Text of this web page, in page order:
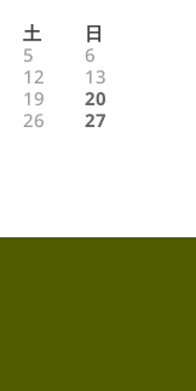
土
日
5
6
12
13
19
20
26
27